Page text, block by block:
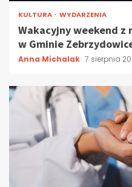
KULTURA WYDARZENIA
Wakacyjny weekend z
w Gminie
Anna Michalak 7 sierpnia